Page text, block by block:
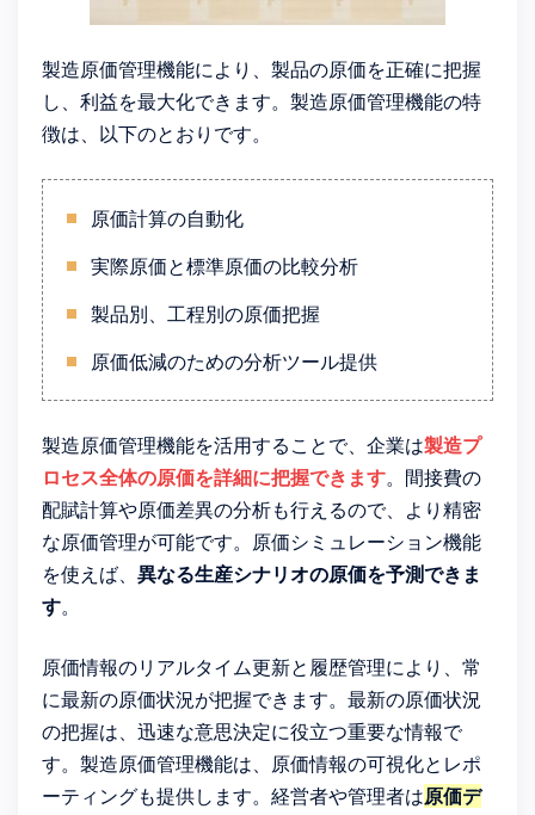
製造原価管理機能により、製品の原価を正確に把握
し、利益を最大化できます。製造原価管理機能の特
徴は、以下のとおりです。
原価計算の自動化
実際原価と標準原価の比較分析
製品別、工程別の原価把握
原価低減のための分析ツール提供
製造原価管理機能を活用することで、企業は製造プ
ロセス全体の原価を詳細に把握できます。間接費の
配賦計算や原価差異の分析も行えるので、より精密
な原価管理が可能です。原価シミュレーション機能
を使えば、 異なる生産シナリオの原価を予測できま
す。
原価情報のリアルタイム更新と履歴管理により、常
に最新の原価状況が把握できます。最新の原価状況
の把握は、迅速な意思決定に役立つ重要な情報で
す。製造原価管理機能は、原価情報の可視化とレポ
ーティングも提供します。経営者や管理者は原価デ